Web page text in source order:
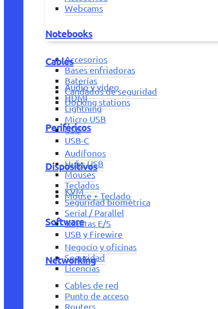
Webcams
Notebooks
Accesorios
Bases enfriadoras
Baterías
Candados de seguridad
Docking stations
Periféricos
Audífonos
Hubs USB
Mouses
Teclados
Mouse + Teclado
Software
Negocio y oficinas
Seguridad
Licencias
Cables
Audio y vídeo
HDMI
Lightning
Micro USB
USB
USB-C
Dispositivos
KVM
Seguridad biométrica
Serial / Parallel
Tarjetas E/S
USB y Firewire
Networking
Cables de red
Punto de acceso
Routers